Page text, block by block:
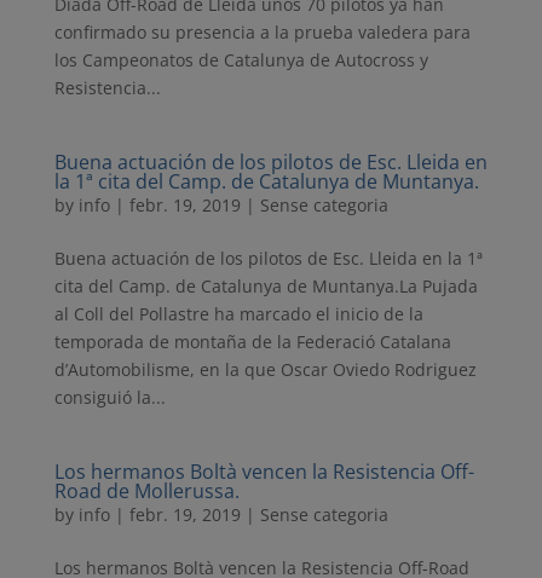
confirmado su presencia a la prueba valedera para
los Campeonatos de Catalunya de Autocross y
Resistencia...
Buena actuación de los pilotos de Esc. Lleida en
la 1ª cita del Camp. de Catalunya de Muntanya.
by info| febr. 19, 2019 | Sense categoria
Buena actuación de los pilotos de Esc. Lleida en la 1ª
cita del Camp. de Catalunya de Muntanya.La Pujada
al Coll del Pollastre ha marcado el inicio de la
temporada de montaña de la Federació Catalana
d’Automobilisme, en la que Oscar Oviedo Rodriguez
consiguió la...
Los hermanos Boltà vencen la Resistencia Off-
Road de Mollerussa.
by info| febr. 19, 2019 | Sense categoria
Los hermanos Boltà vencen la Resistencia Off-Road